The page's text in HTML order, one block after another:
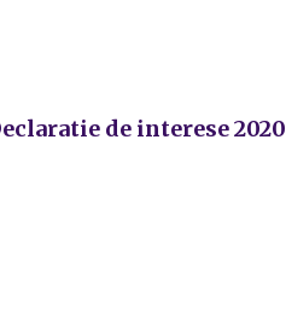
de interese 2020